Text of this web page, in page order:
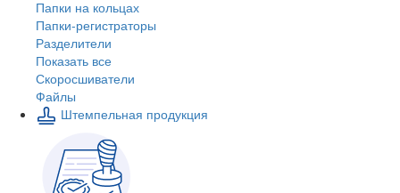
Папки на кольцах
Папки-регистраторы
Разделители
Показать все
Скоросшиватели
Файлы
Штемпельная продукция